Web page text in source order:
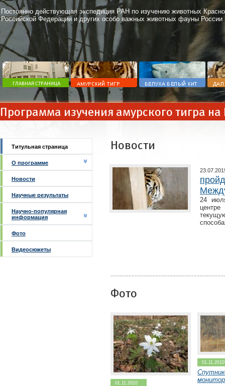
Постоянно действующая экспедиция РАН по изучению животных
Российской Федерации и других особо важных животных фауны России
Программа изучения амурского тигра
Титульная страница
О программе
Новости
Научные результаты
Научно-популярная
информация
Фото
Видеосюжеты
Новости
24
Фото
01.11.2010
01.11.2010